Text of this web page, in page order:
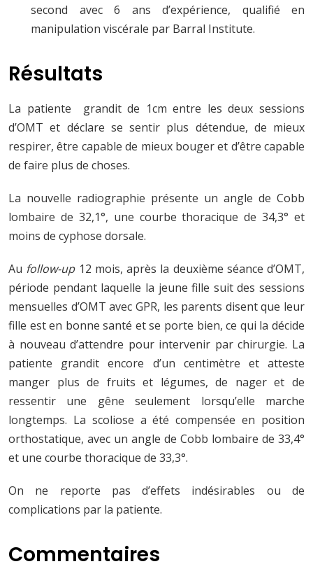
second avec 6 ans d’expérience, qualifié en
manipulation viscérale par Barral Institute.
Résultats
La patiente grandit de 1cm entre les deux sessions
d’OMT et déclare se sentir plus détendue, de mieux
respirer, être capable de mieux bouger et d’être capable
de faire plus de choses.
La nouvelle radiographie présente un angle de Cobb
lombaire de 32,1°, une courbe thoracique de 34,3° et
moins de cyphose dorsale.
Au follow-up12 mois, après la deuxième séance d’OMT,
période pendant laquelle la jeune fille suit des sessions
mensuelles d’OMT avec GPR, les parents disent que leur
fille est en bonne santé et se porte bien, ce qui la décide
à nouveau d’attendre pour intervenir par chirurgie. La
patiente grandit encore d’un centimètre et atteste
manger plus de fruits et légumes, de nager et de
ressentir une gêne seulement lorsqu’elle marche
longtemps. La scoliose a été compensée en position
orthostatique, avec un angle de Cobb lombaire de 33,4°
et une courbe thoracique de 33,3°.
On ne reporte pas d’effets indésirables ou de
complications par la patiente.
Commentaires